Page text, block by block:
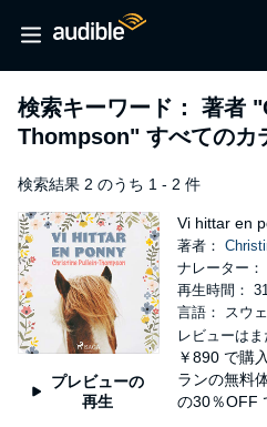
検索キーワード： 著者
Thompson" すべてのカ
検索結果 2 のうち 1 - 2 件
プレビューの
再生
Vi hittar en
著者：
ナレーター：
再生時間：
言語： スウ
レビューはま
￥890 で購
ランの無料
の30％OFF